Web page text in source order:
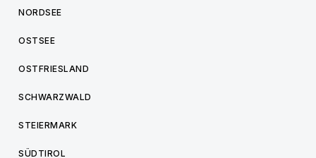
NORDSEE
OSTSEE
OSTFRIESLAND
SCHWARZWALD
STEIERMARK
SÜDTIROL